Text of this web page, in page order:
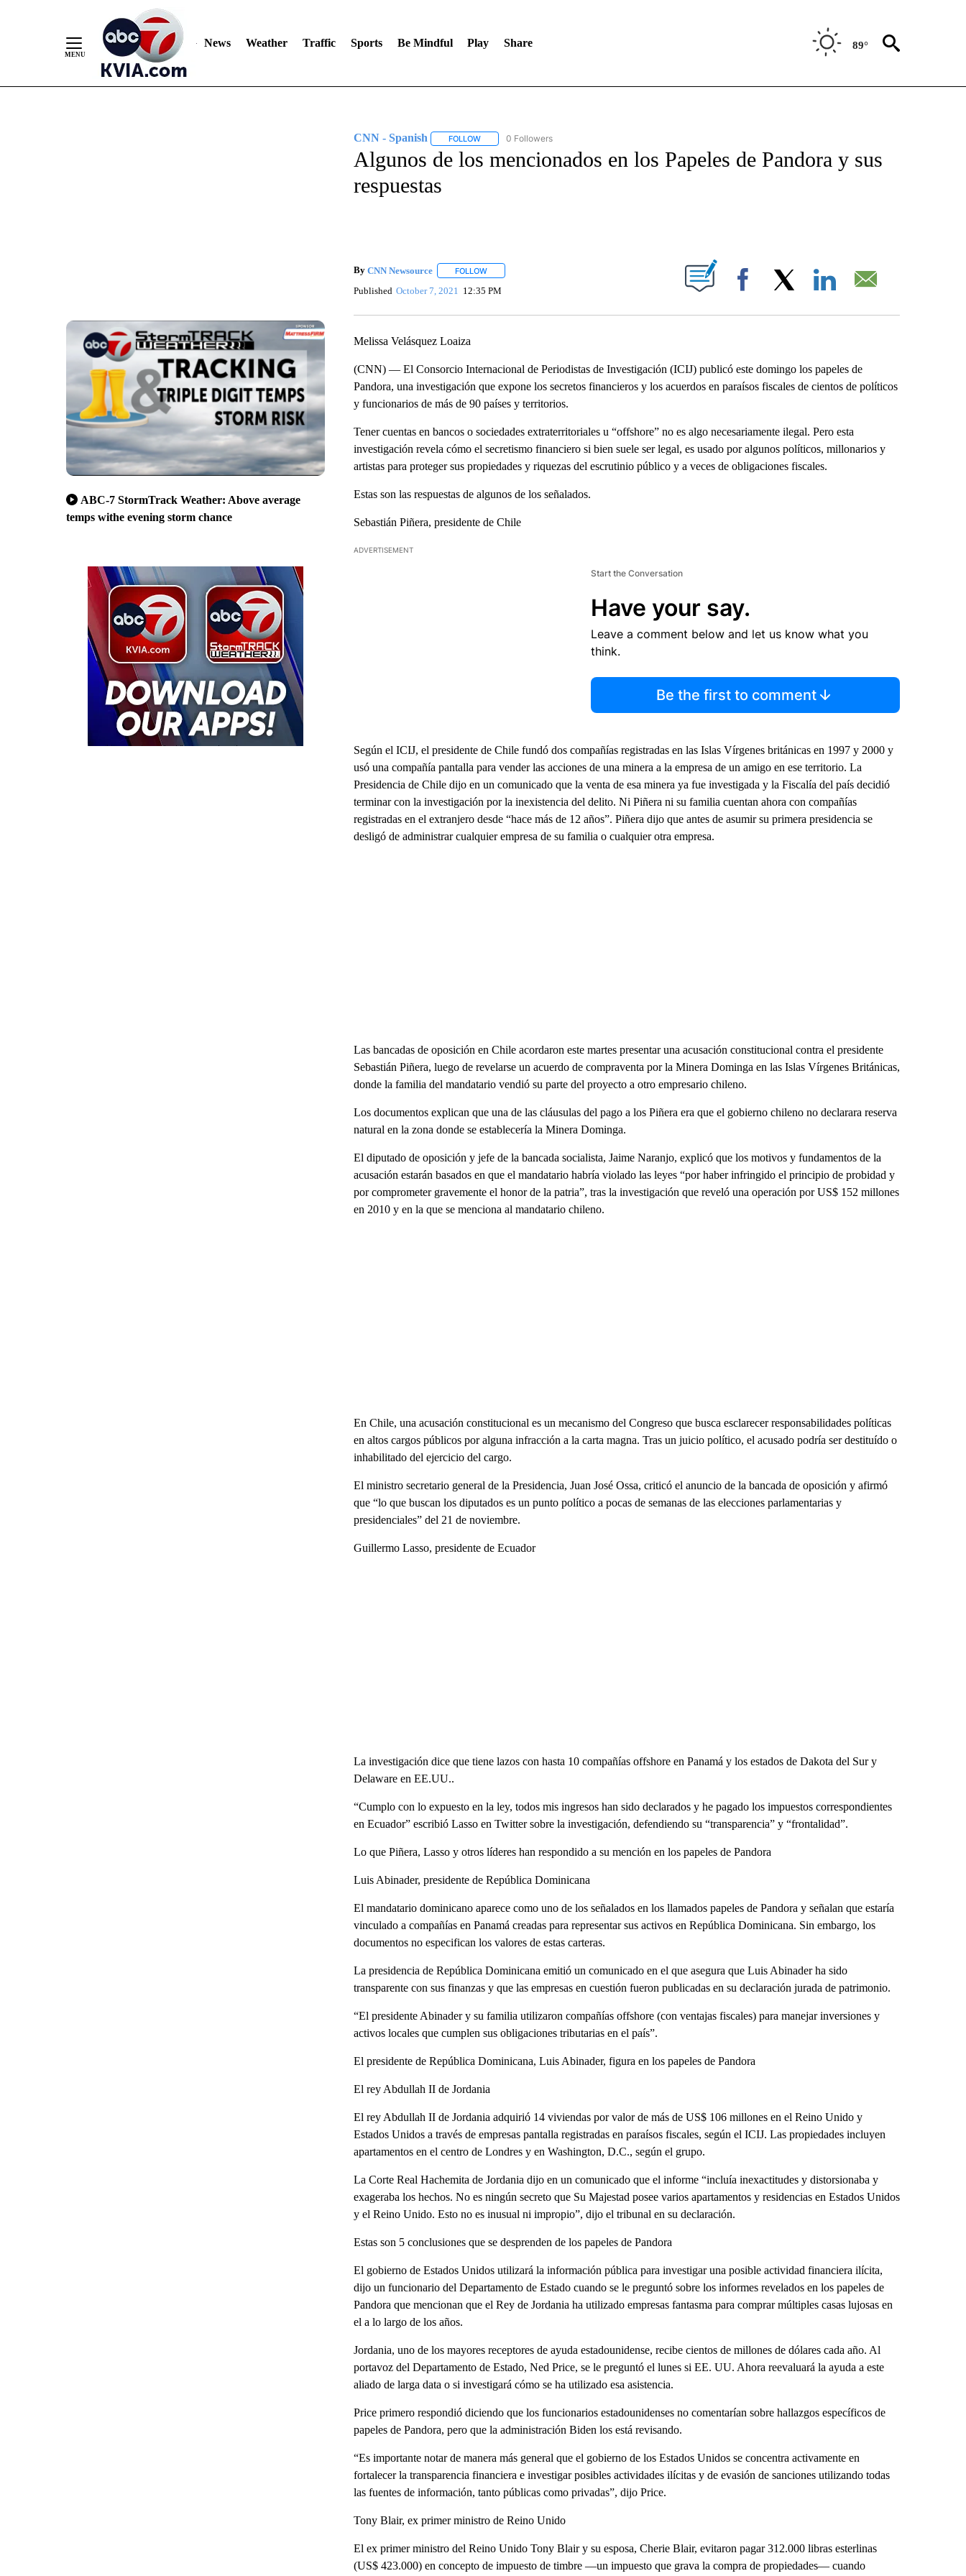
News Weather Traffic Sports Be Mindful Play Share 89°
ABC-7 StormTrack Weather: Above average
temps withe evening storm chance
CNN - Spanish FOLLOWFOLLOW "CNN - SPANISH" TO RECEIVE NOTIFICATIONS ABOUT NEW PAGES ON "CNN - SPANISH".
0 Followers
Algunos de los mencionados en los Papeles de Pandora y sus
respuestas
By CNN Newsource FOLLOWFOLLOW "" TO RECEIVE NOTIFICATIONS ABOUT NEW PAGES ON "".
Published October 7, 2021 12:35 PM Facebook
Melissa Velásquez Loaiza
(CNN) — El Consorcio Internacional de Periodistas de Investigación (ICIJ) publicó este domingo los papeles de
Pandora, una investigación que expone los secretos financieros y los acuerdos en paraísos fiscales de cientos de políticos
y funcionarios de más de 90 países y territorios.
Tener cuentas en bancos o sociedades extraterritoriales u “offshore” no es algo necesariamente ilegal. Pero esta
investigación revela cómo el secretismo financiero si bien suele ser legal, es usado por algunos políticos, millonarios y
artistas para proteger sus propiedades y riquezas del escrutinio público y a veces de obligaciones fiscales.
Estas son las respuestas de algunos de los señalados.
Sebastián Piñera, presidente de Chile
ADVERTISEMENT
Start the Conversation
Have your say.
Leave a comment below and let us know what you
think.
Be the first to comment
Según el ICIJ, el presidente de Chile fundó dos compañías registradas en las Islas Vírgenes británicas en 1997 y 2000 y
usó una compañía pantalla para vender las acciones de una minera a la empresa de un amigo en ese territorio. La
Presidencia de Chile dijo en un comunicado que la venta de esa minera ya fue investigada y la Fiscalía del país decidió
terminar con la investigación por la inexistencia del delito. Ni Piñera ni su familia cuentan ahora con compañías
registradas en el extranjero desde “hace más de 12 años”. Piñera dijo que antes de asumir su primera presidencia se
desligó de administrar cualquier empresa de su familia o cualquier otra empresa.
Las bancadas de oposición en Chile acordaron este martes presentar una acusación constitucional contra el presidente
Sebastián Piñera, luego de revelarse un acuerdo de compraventa por la Minera Dominga en las Islas Vírgenes Británicas,
donde la familia del mandatario vendió su parte del proyecto a otro empresario chileno.
Los documentos explican que una de las cláusulas del pago a los Piñera era que el gobierno chileno no declarara reserva
natural en la zona donde se establecería la Minera Dominga.
El diputado de oposición y jefe de la bancada socialista, Jaime Naranjo, explicó que los motivos y fundamentos de la
acusación estarán basados en que el mandatario habría violado las leyes “por haber infringido el principio de probidad y
por comprometer gravemente el honor de la patria”, tras la investigación que reveló una operación por US$ 152 millones
en 2010 y en la que se menciona al mandatario chileno.
En Chile, una acusación constitucional es un mecanismo del Congreso que busca esclarecer responsabilidades políticas
en altos cargos públicos por alguna infracción a la carta magna. Tras un juicio político, el acusado podría ser destituído o
inhabilitado del ejercicio del cargo.
El ministro secretario general de la Presidencia, Juan José Ossa, criticó el anuncio de la bancada de oposición y afirmó
que “lo que buscan los diputados es un punto político a pocas de semanas de las elecciones parlamentarias y
presidenciales” del 21 de noviembre.
Guillermo Lasso, presidente de Ecuador
La investigación dice que tiene lazos con hasta 10 compañías offshore en Panamá y los estados de Dakota del Sur y
Delaware en EE.UU..
“Cumplo con lo expuesto en la ley, todos mis ingresos han sido declarados y he pagado los impuestos correspondientes
en Ecuador” escribió Lasso en Twitter sobre la investigación, defendiendo su “transparencia” y “frontalidad”.
Lo que Piñera, Lasso y otros líderes han respondido a su mención en los papeles de Pandora
Luis Abinader, presidente de República Dominicana
El mandatario dominicano aparece como uno de los señalados en los llamados papeles de Pandora y señalan que estaría
vinculado a compañías en Panamá creadas para representar sus activos en República Dominicana. Sin embargo, los
documentos no especifican los valores de estas carteras.
La presidencia de República Dominicana emitió un comunicado en el que asegura que Luis Abinader ha sido
transparente con sus finanzas y que las empresas en cuestión fueron publicadas en su declaración jurada de patrimonio.
“El presidente Abinader y su familia utilizaron compañías offshore (con ventajas fiscales) para manejar inversiones y
activos locales que cumplen sus obligaciones tributarias en el país”.
El presidente de República Dominicana, Luis Abinader, figura en los papeles de Pandora
El rey Abdullah II de Jordania
El rey Abdullah II de Jordania adquirió 14 viviendas por valor de más de US$ 106 millones en el Reino Unido y
Estados Unidos a través de empresas pantalla registradas en paraísos fiscales, según el ICIJ. Las propiedades incluyen
apartamentos en el centro de Londres y en Washington, D.C., según el grupo.
La Corte Real Hachemita de Jordania dijo en un comunicado que el informe “incluía inexactitudes y distorsionaba y
exageraba los hechos. No es ningún secreto que Su Majestad posee varios apartamentos y residencias en Estados Unidos
y el Reino Unido. Esto no es inusual ni impropio”, dijo el tribunal en su declaración.
Estas son 5 conclusiones que se desprenden de los papeles de Pandora
El gobierno de Estados Unidos utilizará la información pública para investigar una posible actividad financiera ilícita,
dijo un funcionario del Departamento de Estado cuando se le preguntó sobre los informes revelados en los papeles de
Pandora que mencionan que el Rey de Jordania ha utilizado empresas fantasma para comprar múltiples casas lujosas en
el a lo largo de los años.
Jordania, uno de los mayores receptores de ayuda estadounidense, recibe cientos de millones de dólares cada año. Al
portavoz del Departamento de Estado, Ned Price, se le preguntó el lunes si EE. UU. Ahora reevaluará la ayuda a este
aliado de larga data o si investigará cómo se ha utilizado esa asistencia.
Price primero respondió diciendo que los funcionarios estadounidenses no comentarían sobre hallazgos específicos de
papeles de Pandora, pero que la administración Biden los está revisando.
“Es importante notar de manera más general que el gobierno de los Estados Unidos se concentra activamente en
fortalecer la transparencia financiera e investigar posibles actividades ilícitas y de evasión de sanciones utilizando todas
las fuentes de información, tanto públicas como privadas”, dijo Price.
Tony Blair, ex primer ministro de Reino Unido
El ex primer ministro del Reino Unido Tony Blair y su esposa, Cherie Blair, evitaron pagar 312.000 libras esterlinas
(US$ 423.000) en concepto de impuesto de timbre —un impuesto que grava la compra de propiedades— cuando